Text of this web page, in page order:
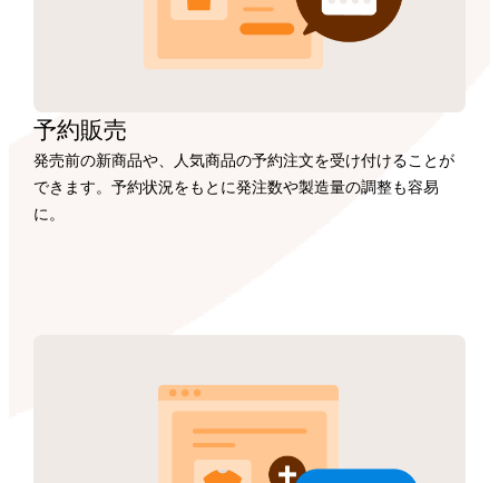
予約販売
発売前の新商品や、人気商品の予約注文を受け付けることが
できます。予約状況をもとに発注数や製造量の調整も容易
に。